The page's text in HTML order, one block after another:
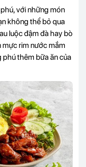
với những món
không thể bỏ qua
luộc đậm đà hay bò
rim nước mắm
phú thêm bữa ăn của